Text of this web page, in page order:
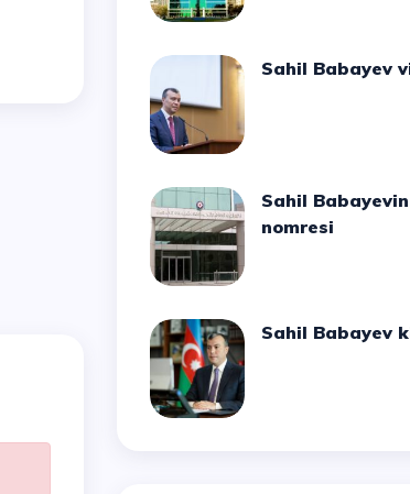
Sahil Babayev
Sahil Babayevin elaqe
nomresi
Sahil Babayev